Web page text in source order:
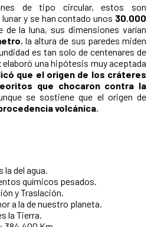
de tipo circular, estos son
y se han contado unos 30.000
de la luna, sus dimensiones varían
, la altura de sus paredes miden
es tan solo de centenares de
elaboró una hipótesis muy aceptada
que el origen de los cráteres
que chocaron contra la
se sostiene que el origen de
volcánica.
la del agua.
químicos pesados.
y Traslación.
a la de nuestro planeta.
la Tierra.